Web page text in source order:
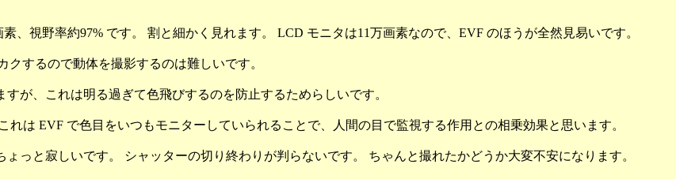
、視野率約97% です。 割と細かく見れます。 LCD モニタは11万画素なので、EVF のほうが全然見易いです。
するので動体を撮影するのは難しいです。
が、これは明る過ぎて色飛びするのを防止するためらしいです。
は EVF で色目をいつもモニターしていられることで、人間の目で監視する作用との相乗効果と思います。
っと寂しいです。 シャッターの切り終わりが判らないです。 ちゃんと撮れたかどうか大変不安になります。